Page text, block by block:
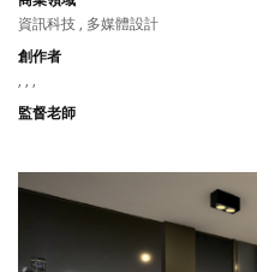
資訊科技 , 多媒體設計
創作者
, , ,
監督老師